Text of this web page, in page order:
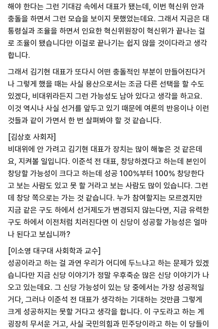
해야 한다는 그런 기대감 속에서 대표가 됐는데, 이번 혁신위 안과
충돌을 하면서 그런 모습을 보이지 못했었는데요. 그래서 지금은 대
통령실과 조율을 하면서 인요한 혁신위원장이 혁신위가 끝나는 걸
로 조율이 됐습니다만 이걸로 끝나기는 쉽지 않을 것이다라고 생각
합니다.
그래서 김기현 대표가 또다시 어떤 충돌적인 부분이 만들어진다거
나 그렇게 했을 때는 사실 용산으로서는 조금 다른 선택을 할 수도
있겠다, 비대위라든지 그런 가능성도 남아 있다고 생각을 하고요.
이것 역시나 사실 선거를 앞두고 있기 때문에 여론의 반응이나 이런
것들과 같이 가면서 한 번 살펴봐야 할 것 같습니다.
[김상호 사회자]
비대위에 안 가려고 김기현 대표가 장치는 많이 해놓은 것 같은데
요, 지켜볼 일입니다. 이준석 전 대표, 창당하겠다고 하는데 본인이
창당할 가능성이 크다고 하는데 성공 100%부터 100% 창당한다
고 보는 사람도 있고 못 할 거라고 보는 사람도 많이 있습니다. 그런
데 창당 쪽으로는 가는 것 같습니다. 누가 참여할지는 모르겠지만
지금 같은 구도 하에서 선거제도가 변경되지 않는다면, 지금 유력한
구도 하에서 이전처럼 치러진다면 이 신당이 성공할 가능성은 얼마
나 된다고 보십니까?
[이소영 대구대 사회학과 교수]
성공이라고 하는 걸 과연 우리가 어디에 두느냐고 하는 문제가 있겠
습니다만 지금 신당 이야기가 정말 우후죽순 많은 신당 이야기가 나
오고 있는데요. 그 신당 가능성이 있는 당 중에서는 가장 성공적일
거다, 그러나 이준석 전 대표가 생각하는 기대하는 것만큼 그렇게
크게 성공하지는 못할 거다고 생각을 합니다. 이 구도라고 하는 게
굉장히 무서운 거고, 사실 국민의힘과 민주당이라고 하는 이 당들이